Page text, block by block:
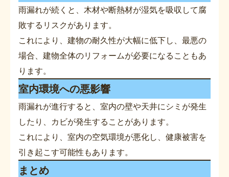
雨漏れが続くと、木材や断熱材が湿気を吸収して腐
敗するリスクがあります。
これにより、建物の耐久性が大幅に低下し、最悪の
場合、建物全体のリフォームが必要になることもあ
ります。
室内環境への悪影響
雨漏れが進行すると、室内の壁や天井にシミが発生
したり、カビが発生することがあります。
これにより、室内の空気環境が悪化し、健康被害を
引き起こす可能性もあります。
まとめ